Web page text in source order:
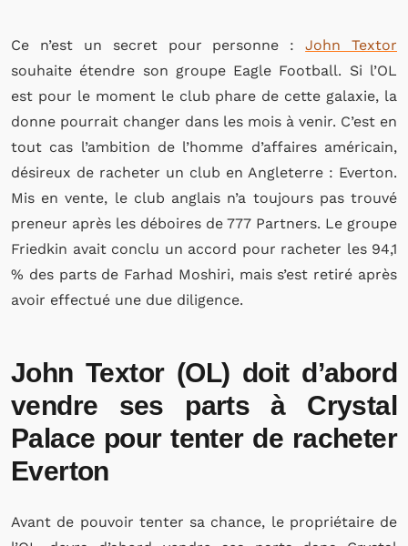
Ce n’est un secret pour personne :John Textor
souhaite étendre son groupe Eagle Football. Si l’OL
est pour le moment le club phare de cette galaxie, la
donne pourrait changer dans les mois à venir. C’est en
tout cas l’ambition de l’homme d’affaires américain,
désireux de racheter un club en Angleterre : Everton.
Mis en vente, le club anglais n’a toujours pas trouvé
preneur après les déboires de 777 Partners. Le groupe
Friedkin avait conclu un accord pour racheter les 94,1
% des parts de Farhad Moshiri, mais s’est retiré après
avoir effectué une due diligence.
John Textor (OL) doit d’abord
vendre ses parts à Crystal
Palace pour tenter de racheter
Everton
Avant de pouvoir tenter sa chance, le propriétaire de